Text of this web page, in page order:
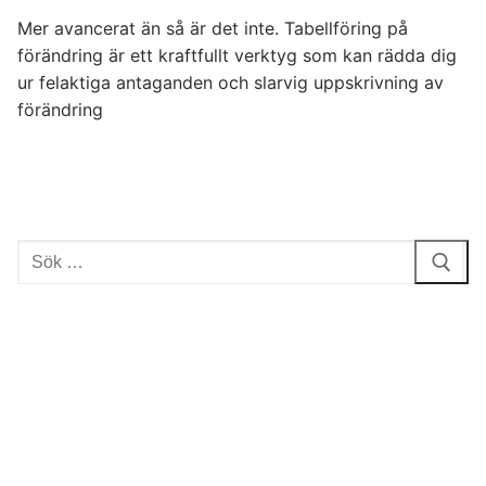
Mer avancerat än så är det inte. Tabellföring på
förändring är ett kraftfullt verktyg som kan rädda dig
ur felaktiga antaganden och slarvig uppskrivning av
förändring
Sök: